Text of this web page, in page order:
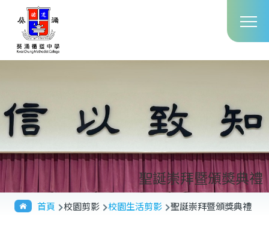
移至主內容
聖誕崇拜暨頒獎典禮
導
首頁 校園剪影 校園生活剪影 聖誕崇拜暨頒獎典禮